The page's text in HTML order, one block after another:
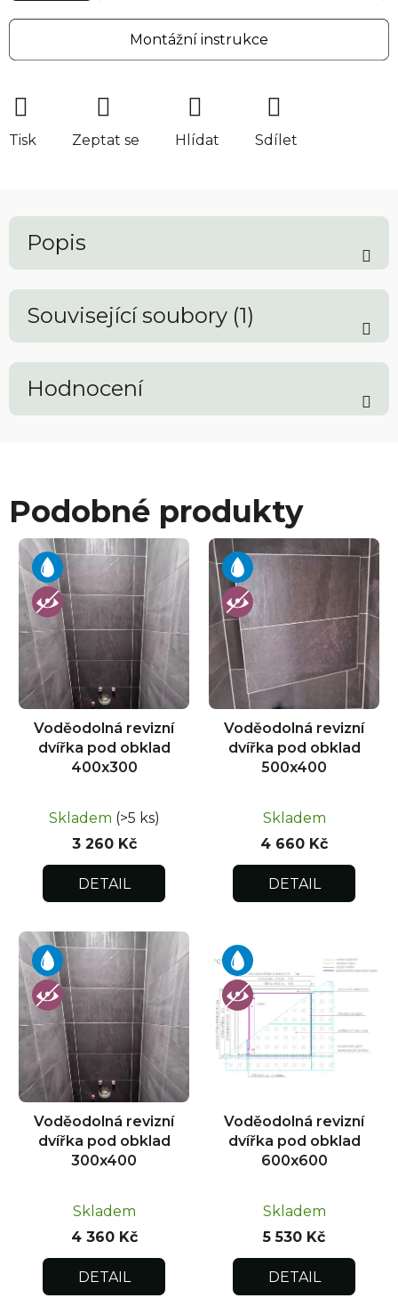
Montážní instrukce
Tisk Zeptat se Hlídat Sdílet
Popis
Související soubory (1)
Hodnocení
Podobné produkty
Voděodolná revizní
dvířka pod obklad
400x300
Skladem (>5 ks)
3 260 Kč
DETAIL
Voděodolná revizní
dvířka pod obklad
500x400
Skladem
4 660 Kč
DETAIL
Voděodolná revizní
dvířka pod obklad
300x400
Skladem
4 360 Kč
DETAIL
Voděodolná revizní
dvířka pod obklad
600x600
Skladem
5 530 Kč
DETAIL